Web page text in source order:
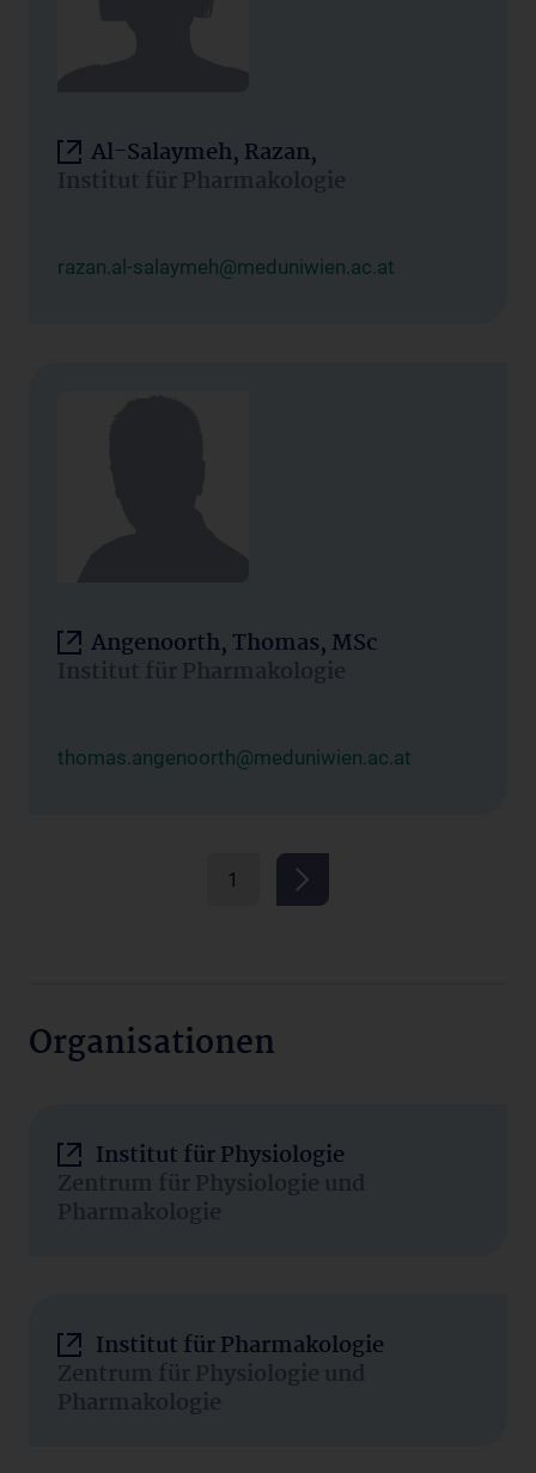
Al-Salaymeh, Razan,
Institut für Pharmakologie
razan.al-salaymeh@meduniwien.ac.at
Angenoorth, Thomas, MSc
Institut für Pharmakologie
thomas.angenoorth@meduniwien.ac.at
1
Organisationen
Institut für Physiologie
Zentrum für Physiologie und
Pharmakologie
Institut für Pharmakologie
Zentrum für Physiologie und
Pharmakologie